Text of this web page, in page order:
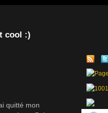
cool :)
quitté mon